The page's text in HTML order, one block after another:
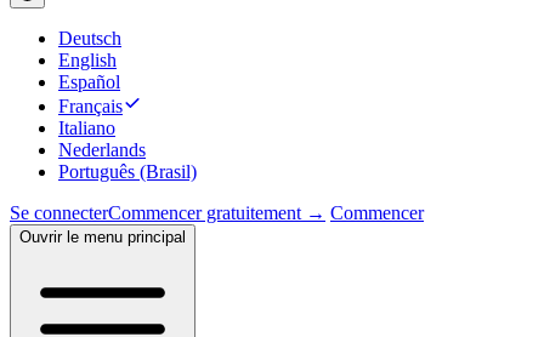
Deutsch
English
Español
Français
Italiano
Nederlands
Português (Brasil)
Se connecterCommencer gratuitement → Commencer
Ouvrir le menu principal